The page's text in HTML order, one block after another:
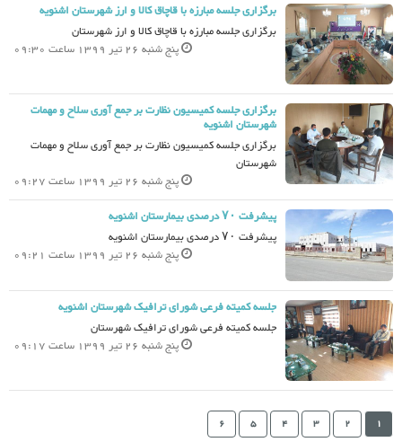
برگزاری جلسه مبارزه با قاچاق کالا و ارز شهرستان اشنویه
برگزاری جلسه مبارزه با قاچاق کالا و ارز شهرستان
پنج شنبه 26 تیر 1399 ساعت 09:30
برگزاری جلسه کمیسیون نظارت بر جمع آوری سلاح و مهمات
شهرستان اشنویه
برگزاری جلسه کمیسیون نظارت بر جمع آوری سلاح و مهمات
شهرستان
پنج شنبه 26 تیر 1399 ساعت 09:27
پیشرفت ۷۰ درصدی بیمارستان اشنویه
پیشرفت ۷۰ درصدی بیمارستان اشنویه
پنج شنبه 26 تیر 1399 ساعت 09:21
جلسه کمیته فرعی شورای ترافیک شهرستان اشنویه
جلسه کمیته فرعی شورای ترافیک شهرستان
پنج شنبه 26 تیر 1399 ساعت 09:17
1
2
3
4
5
6